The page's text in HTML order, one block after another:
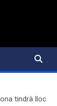
tindrà lloc